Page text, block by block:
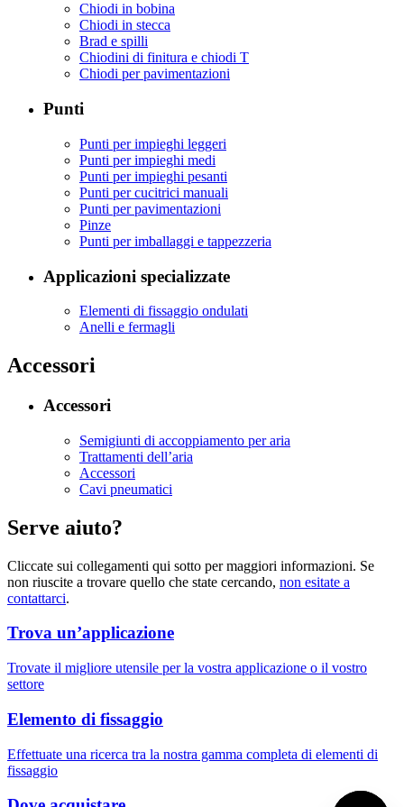
Chiodi in bobina
Chiodi in stecca
Brad e spilli
Chiodini di finitura e chiodi T
Chiodi per pavimentazioni
Punti
Punti per impieghi leggeri
Punti per impieghi medi
Punti per impieghi pesanti
Punti per cucitrici manuali
Punti per pavimentazioni
Pinze
Punti per imballaggi e tappezzeria
Applicazioni specializzate
Elementi di fissaggio ondulati
Anelli e fermagli
Accessori
Accessori
Semigiunti di accoppiamento per aria
Trattamenti dell’aria
Accessori
Cavi pneumatici
Serve aiuto?
Cliccate sui collegamenti qui sotto per maggiori informazioni. Se
non riuscite a trovare quello che state cercando, non esitate a
contattarci.
Trova un’applicazione
Trovate il migliore utensile per la vostra applicazione o il vostro
settore
Elemento di fissaggio
Effettuate una ricerca tra la nostra gamma completa di elementi di
fissaggio